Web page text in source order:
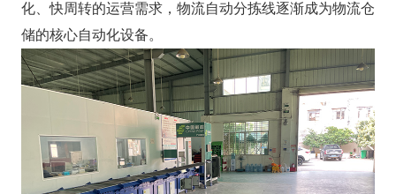
化、快周转的运营需求，物流自动分拣线逐渐成为物流仓
储的核心自动化设备。